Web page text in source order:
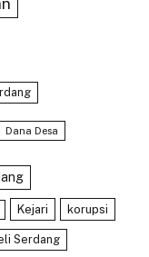
Dana Desa
Kejari korupsi
Serdang